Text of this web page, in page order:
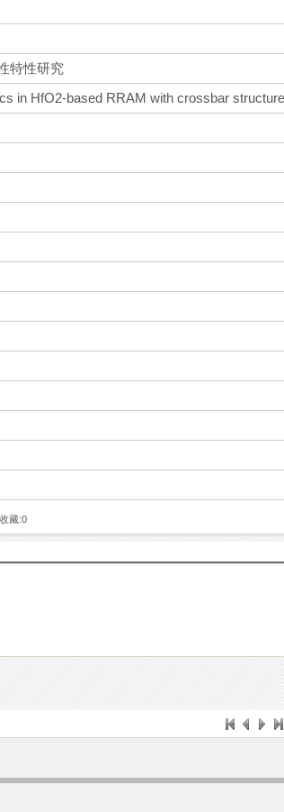
特性研究
in HfO2-based RRAM with crossbar
藏:0